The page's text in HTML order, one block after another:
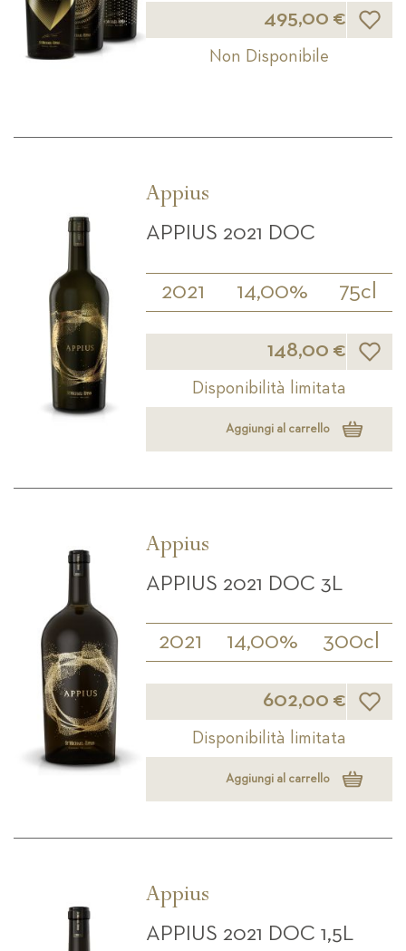
495,00 € Lista
Non Disponibile
Appius
APPIUS 2021 DOC
2021 14,00% 75cl
148,00 €
Disponibilità limitata
Aggiungi al carrello
Appius
APPIUS 2021 DOC 3L
2021 14,00% 300cl
602,00 € Lista
Disponibilità limitata
Aggiungi al carrello
Appius
APPIUS 2021 DOC 1,5L